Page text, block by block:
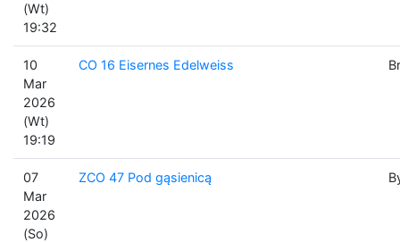
(Wt)
19:32
10
Mar
2026
(Wt)
19:19
CO 16 Eisernes Edelweiss
07
Mar
2026
(So)
ZCO 47 Pod gąsienicą